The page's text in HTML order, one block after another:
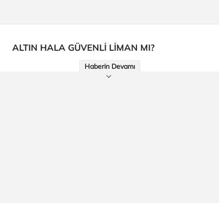
ALTIN HALA GÜVENLİ LİMAN MI?
Haberin Devamı